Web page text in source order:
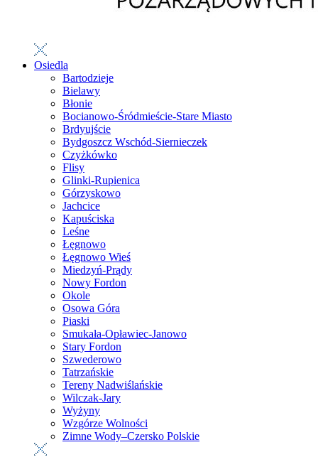
Osiedla
Bartodzieje
Bielawy
Błonie
Bocianowo-Śródmieście-Stare Miasto
Brdyujście
Bydgoszcz Wschód-Siernieczek
Czyżkówko
Flisy
Glinki-Rupienica
Górzyskowo
Jachcice
Kapuściska
Leśne
Łęgnowo
Łęgnowo Wieś
Miedzyń-Prądy
Nowy Fordon
Okole
Osowa Góra
Piaski
Smukała-Opławiec-Janowo
Stary Fordon
Szwederowo
Tatrzańskie
Tereny Nadwiślańskie
Wilczak-Jary
Wyżyny
Wzgórze Wolności
Zimne Wody–Czersko Polskie